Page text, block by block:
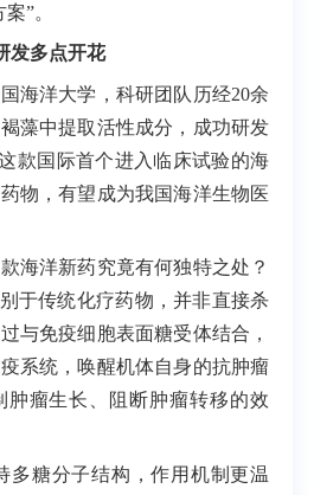
”。
发多点开花
洋大学，科研团队历经20余
藻中提取活性成分，成功研发
款国际首个进入临床试验的海
物，有望成为我国海洋生物医
洋新药究竟有何独特之处？
于传统化疗药物，并非直接杀
与免疫细胞表面糖受体结合，
系统，唤醒机体自身的抗肿瘤
肿瘤生长、阻断肿瘤转移的效
糖分子结构，作用机制更温